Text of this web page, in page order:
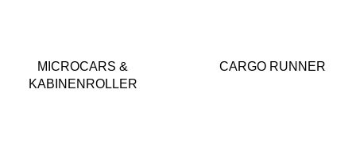
MICROCARS &
KABINENROLLER
CARGO RUNNER